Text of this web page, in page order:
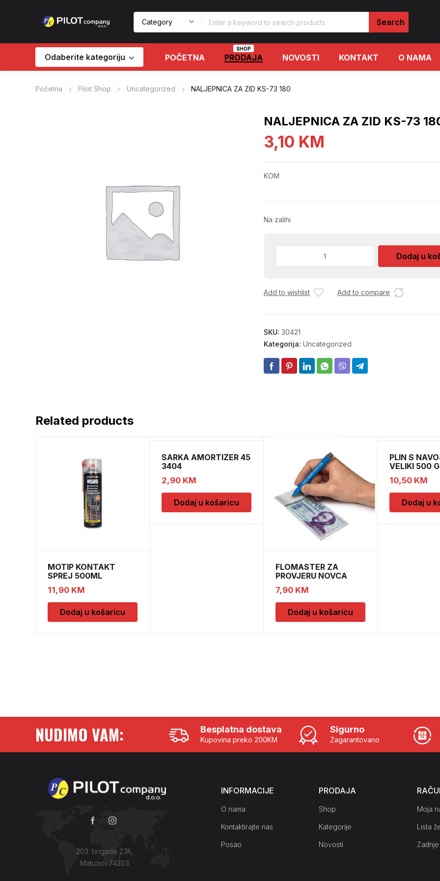
Odaberite kategoriju POČETNA PRODAJA
SHOP
NOVOSTI KONTAKT O NAMA
Početna Pilot Shop Uncategorized NALJEPNICA ZA ZID KS-73 180
NALJEPNICA ZA ZID KS-73
3,10 KM
KOM
Na zalihi
73
Dodaj u
Add to wishlist Add to compare
SKU: 30421
Kategorija: Uncategorized
Related products
MOTIP KONTAKT
SPREJ 500ML
M090505
11,90 KM
Dodaj u košaricu
SARKA AMORTIZER 45
3404
2,90 KM
Dodaj u košaricu
FLOMASTER ZA
PROVJERU NOVCA
SAFESCAN 30
7,90 KM
Dodaj u košaricu
PLIN S
VELIKI 500 G
10,50 KM
Dodaj u
NUDIMO VAM: Besplatna dostava
Kupovina preko 200KM
Sigurno
Zagarantovano
203. brigade 27A,
Matuzići 74203
INFORMACIJE
O nama
Kontaktirajte nas
Posao
PRODAJA
Shop
Kategorije
Novosti
Moja
Lista